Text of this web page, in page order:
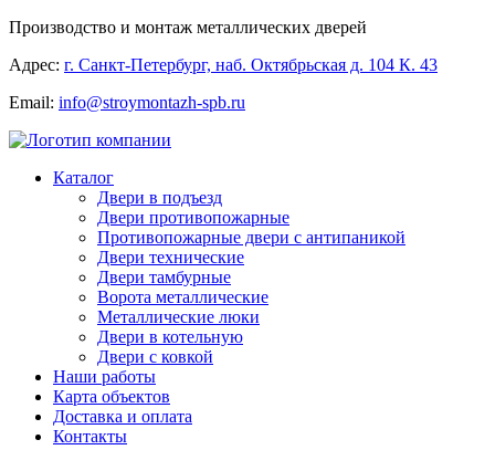
Производство и монтаж металлических дверей
Адрес: г. Санкт-Петербург, наб. Октябрьская д. 104 К. 43
Email: info@stroymontazh-spb.ru
Каталог
Двери в подъезд
Двери противопожарные
Противопожарные двери с антипаникой
Двери технические
Двери тамбурные
Ворота металлические
Металлические люки
Двери в котельную
Двери с ковкой
Наши работы
Карта объектов
Доставка и оплата
Контакты